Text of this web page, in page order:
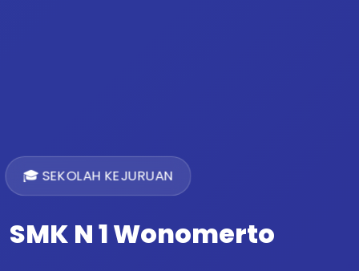
🎓 SEKOLAH KEJURUAN
SMK N 1 Wonomerto